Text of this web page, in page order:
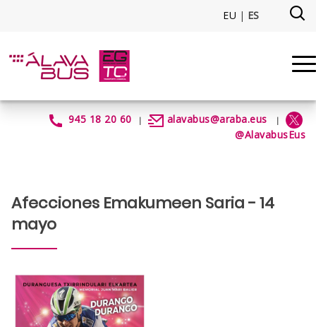
EU | ES
945 18 20 60 | alavabus@araba.eus |
@AlavabusEus
Afecciones Emakumeen Saria - 14
mayo